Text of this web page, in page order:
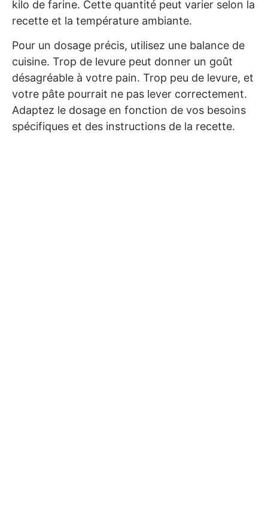
kilo de farine. Cette quantité peut varier selon la
recette et la température ambiante.
Pour un dosage précis, utilisez une balance de
cuisine. Trop de levure peut donner un goût
désagréable à votre pain. Trop peu de levure, et
votre pâte pourrait ne pas lever correctement.
Adaptez le dosage en fonction de vos besoins
spécifiques et des instructions de la recette.